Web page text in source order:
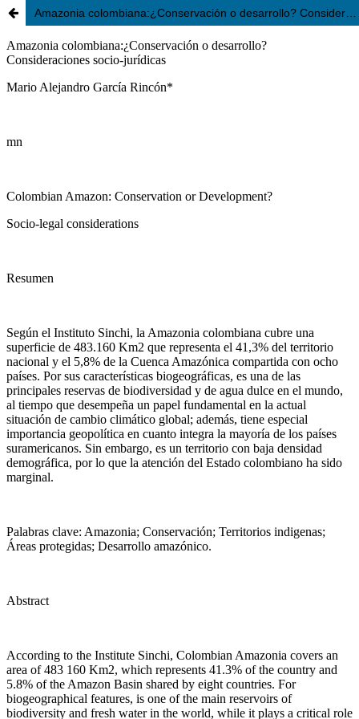
Amazonia colombiana:¿Conservación o desarrollo? Consideraciones socio-jurídicas